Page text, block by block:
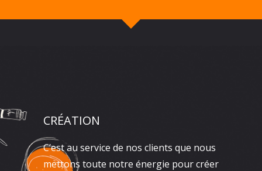
CRÉATION
C’est au service de nos clients que nous
mettons toute notre énergie pour créer